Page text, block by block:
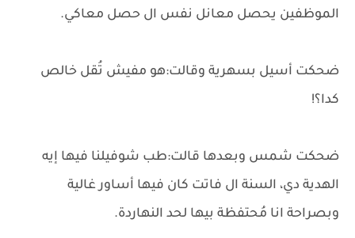
الموظفين يحصل معانل نفس ال حصل معاكي.
ضحكت أسيل بسهرية وقالت:هو مفيش تُقل خالص
كدا؟!
ضحكت شمس وبعدها قالت:طب شوفيلنا فيها إيه
الهدية دي، السنة ال فاتت كان فيها أساور غالية
وبصراحة انا مُحتفظة بيها لحد النهاردة.